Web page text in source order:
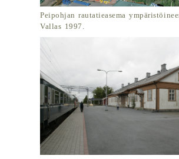
Peipohjan rautatieasema
Vallas 1997.